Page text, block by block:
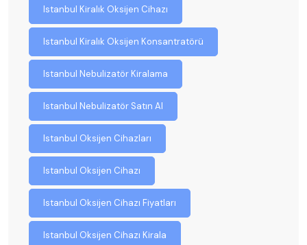
Istanbul Kiralık Oksijen Cihazı
Istanbul Kiralık Oksijen Konsantratörü
Istanbul Nebulizatör Kiralama
Istanbul Nebulizatör Satın Al
Istanbul Oksijen Cihazları
Istanbul Oksijen Cihazı
Istanbul Oksijen Cihazı Fiyatları
Istanbul Oksijen Cihazı Kirala